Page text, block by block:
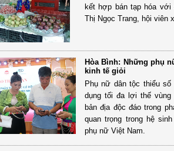
kết hợp bán tạp hóa với
Thị Ngọc Trang, hội viên
Hòa Bình: Những phụ
kinh tế giỏi
Phụ nữ dân tộc thiểu
dụng tối đa lợi thế
bản địa độc đáo trong
quan trọng trong hệ
phụ nữ Việt Nam.